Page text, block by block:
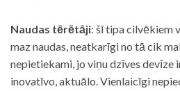
Naudas tērētāji: šī tipa cilvēkiem
maz naudas, neatkarīgi no tā cik
nepietiekami, jo viņu dzīves devīze
inovatīvo, aktuālo. Vienlaicīgi